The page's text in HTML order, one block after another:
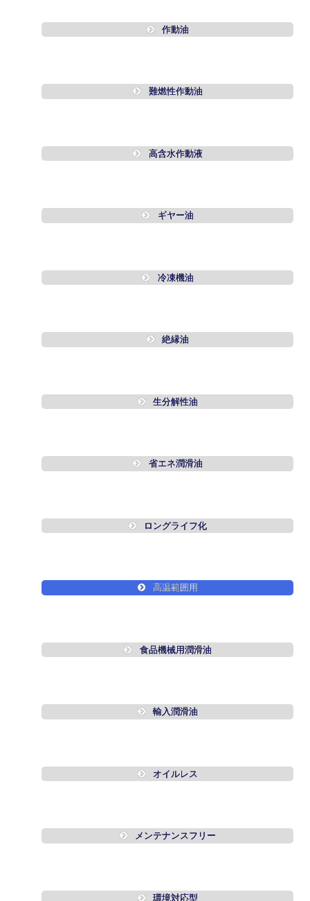
作動油
難燃性作動油
高含水作動液
ギヤー油
冷凍機油
絶縁油
生分解性油
省エネ潤滑油
ロングライフ化
高温範囲用
食品機械用潤滑油
輸入潤滑油
オイルレス
メンテナンスフリー
環境対応型